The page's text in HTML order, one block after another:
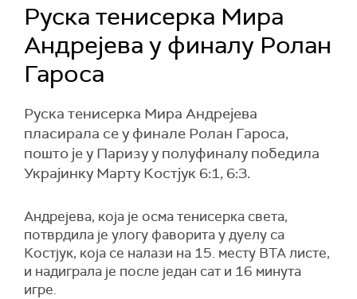
Руска тенисерка Мира
Андрејева у финалу Ролан
Гароса
Руска тенисерка Мира Андрејева
пласирала се у финале Ролан Гароса,
пошто је у Паризу у полуфиналу победила
Украјинку Марту Костјук 6:1, 6:3.
Андрејева, која је осма тенисерка света,
потврдила је улогу фаворита у дуелу са
Костјук, која се налази на 15. месту ВТА листе,
и надиграла је после један сат и 16 минута
игре.